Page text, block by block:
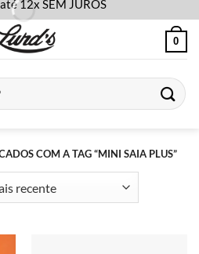
12x SEM JUROS
0
COM A TAG “MINI SAIA PLUS”